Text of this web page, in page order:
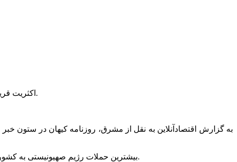
اکثریت قریب به اتفاق حملات به تهران و کرج از سمت دریای خزر و استفاده از حریم هوائی همسایه شمالی ایران یعنی جمهوری آذربایجان بوده است.
به گزارش اقتصادآنلاین به نقل از مشرق، روزنامه کیهان در ستون
بیشترین حملات رژیم صهیونیستی به کشور هم در تهران صورت گرفته و این نشان می‌دهد فکری باید برای این کشور همسایه شمالی کرد تا در آینده با وضعیت مشابه روبه‌رو نشویم.